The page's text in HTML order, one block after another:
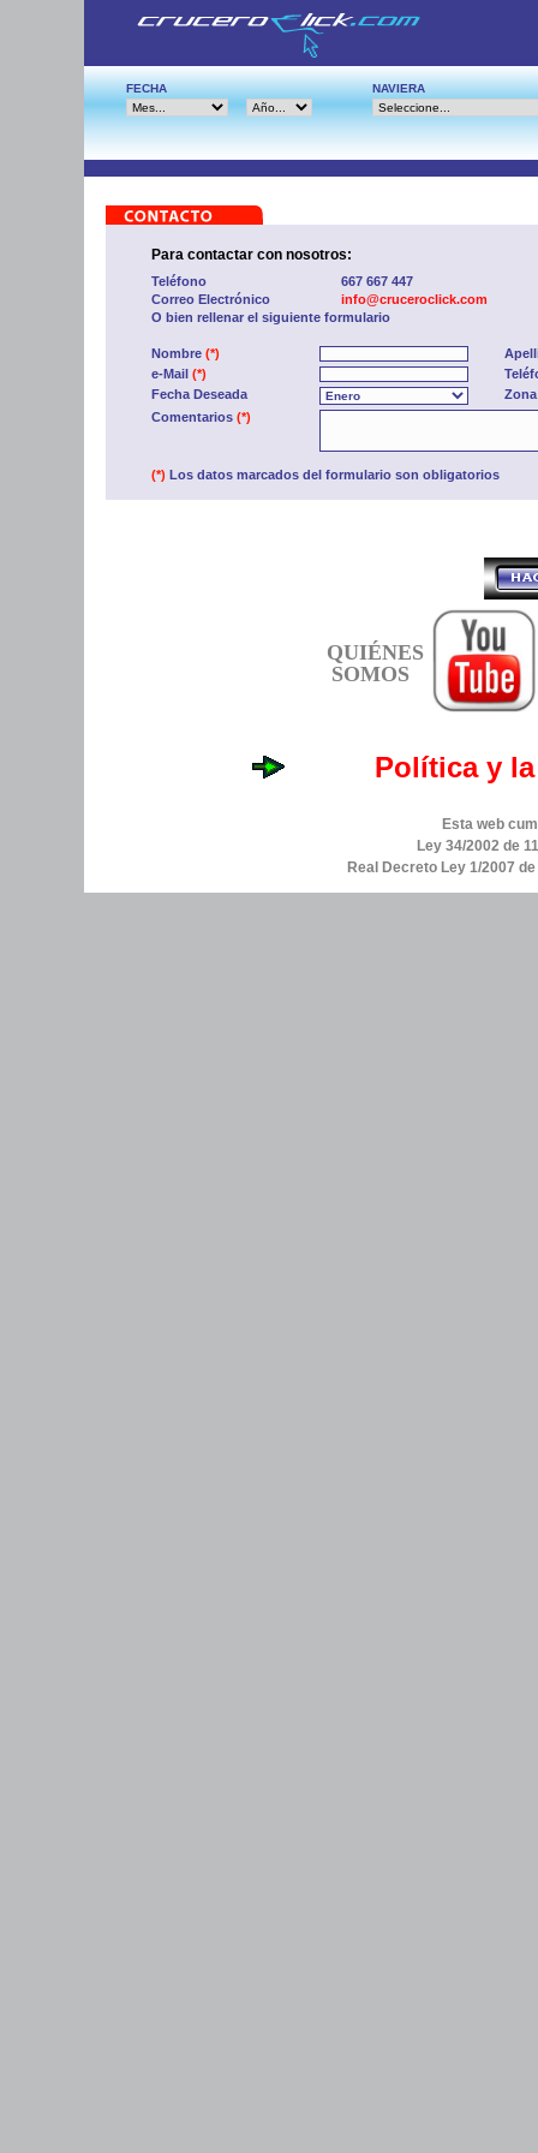
FECHA NAVIERA
Para contactar con nosotros:
Teléfono
667 667 447
Correo Electrónico
info@cruceroclick.com
O bien rellenar el siguiente formulario
Nombre (*)
e-Mail (*)
Fecha Deseada
Comentarios (*)
(*) Los datos marcados del formulario son obligatorios
QUIÉNES
SOMOS
Política y
Esta web
Ley 34/2002 de
Real Decreto Ley 1/2007